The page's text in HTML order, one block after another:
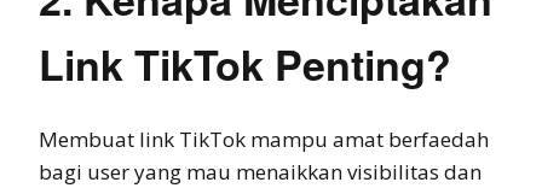
Link TikTok Penting?
Membuat link TikTok mampu amat berfaedah
bagi user yang mau menaikkan visibilitas dan